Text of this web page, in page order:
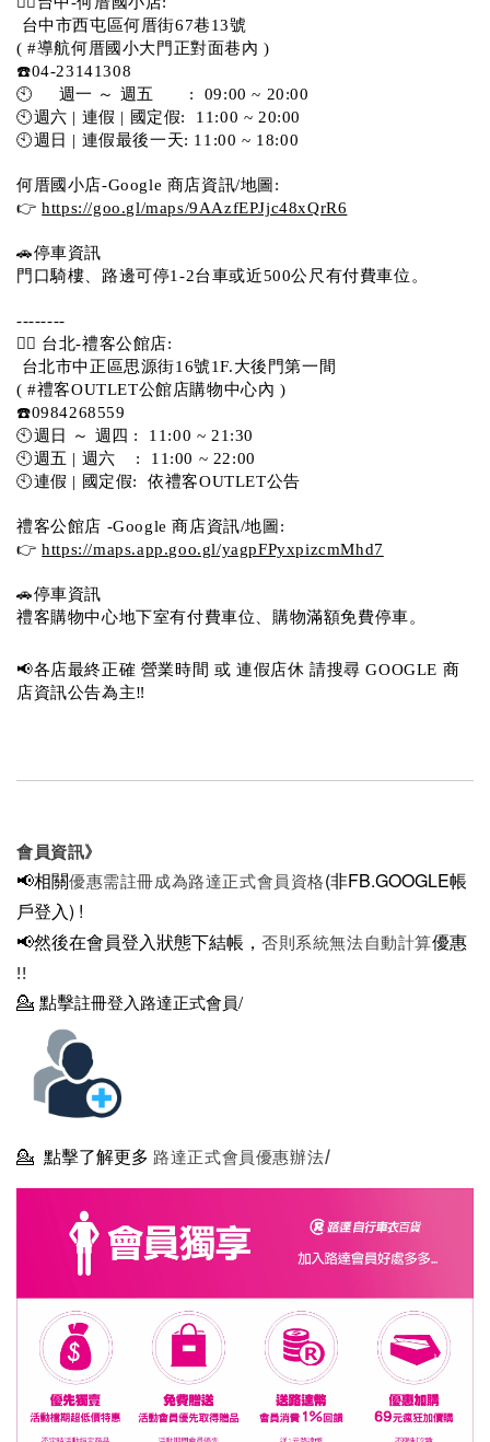
台中市西屯區何厝街67巷13號
( #導航何厝國小大門正對面巷內 )
☎️04-23141308
🕙     週一 ～ 週五       :  09:00 ~ 20:00
🕙週六 | 連假 | 國定假:  11:00 ~ 20:00
🕙週日 | 連假最後一天: 11:00 ~ 18:00
何厝國小店-Google 商店資訊/地圖:
👉 https://goo.gl/maps/9AAzfEPJjc48xQrR6
🚗停車資訊
門口騎樓、路邊可停1-2台車或近500公尺有付費車位。
--------
💁‍♀️ 台北-禮客公館店:
台北市中正區思源街16號1F.大後門第一間
( #禮客OUTLET公館店購物中心內 )
☎️0984268559
🕙週日 ～ 週四 :  11:00 ~ 21:30
🕙週五 | 週六    :  11:00 ~ 22:00
🕙連假 | 國定假:  依禮客OUTLET公告
禮客公館店 -Google 商店資訊/地圖:
👉 https://maps.app.goo.gl/yagpFPyxpizcmMhd7
🚗停車資訊
禮客購物中心地下室有付費車位、購物滿額免費停車。
📢各店最終正確 營業時間 或 連假店休 請搜尋 GOOGLE 商
店資訊公告為主‼️
會員資訊》
📢相關優惠需註冊成為路達正式會員資格(非FB.GOOGLE帳
戶登入) !
📢然後在會員登入狀態下結帳， 否則系統無法自動計算優惠
!!
💁 點擊註冊登入路達正式會員/
💁 點擊了解更多 路達正式會員優惠辦法/